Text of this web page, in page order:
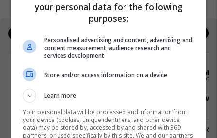
Elkos Group
Specialist Mishi (Kasap)
Ferizaj
Sales
Manager
Prishtinë
your personal data for the following
purposes:
Personalised advertising and content, advertising and
content measurement, audience research and
services development
Store and/or access information on a device
Learn more
Your personal data will be processed and information from
your device (cookies, unique identifiers, and other device
data) may be stored by, accessed by and shared with 369
partners, or used specifically by this site. We and our partners